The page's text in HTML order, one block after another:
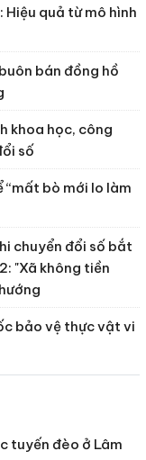
quả từ mô hình
bán đồng hồ
khoa học, công
số
“mất bò mới lo làm
chuyển đổi số bắt
"Xã không tiền
bảo vệ thực vật vi
tuyến đèo ở Lâm